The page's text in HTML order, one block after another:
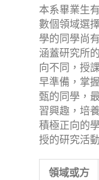
本系畢業生
數個領域選
學的同學尚
涵蓋研究所
向不同，授
早準備，掌
甄的同學，
習興趣，培
積極正向的
授的研究活
領域或方